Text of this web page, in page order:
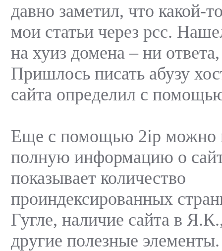
давно заметил, что какой-
мои статьи через рсс.
на хуиз домена – ни
Пришлось писать абузу
сайта определил с
Еще с помощью 2ip можно
полную информацию о
показывает количество
проиндексированных
Гугле, наличие сайта в
другие полезные элементы.